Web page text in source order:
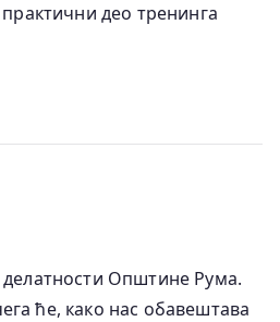
део тренинга
делатности Општине Рума.
ће, како нас обавештава